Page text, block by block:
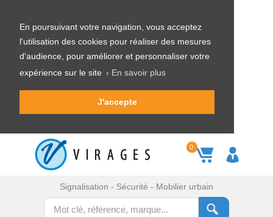
En poursuivant votre navigation, vous acceptez
l'utilisation des cookies pour réaliser des mesures
d'audience, pour améliorer et personnaliser votre
expérience sur le site › En savoir plus
J'accepte
0
Signalisation - Sécurité - Mobilier urbain